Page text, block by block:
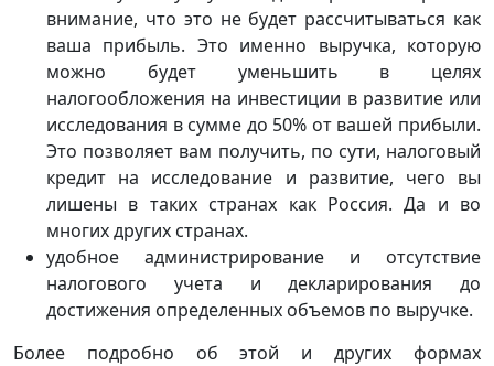
внимание, что это не будет рассчитываться как
ваша прибыль. Это именно выручка, которую
можно будет уменьшить в целях
налогообложения на инвестиции в развитие или
исследования в сумме до 50% от вашей прибыли.
Это позволяет вам получить, по сути, налоговый
кредит на исследование и развитие, чего вы
лишены в таких странах как Россия. Да и во
многих других странах.
удобное администрирование и отсутствие
налогового учета и декларирования до
достижения определенных объемов по выручке.
Более подробно об этой и других формах